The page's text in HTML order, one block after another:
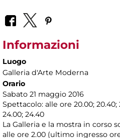
Informazioni
Luogo
Galleria d'Arte Moderna
Orario
Sabato 21 maggio 2016
Spettacolo: alle ore 20.00; 20.40;
24.00; 24.40
La Galleria e la mostra in corso
alle ore 2.00 (ultimo ingresso ore